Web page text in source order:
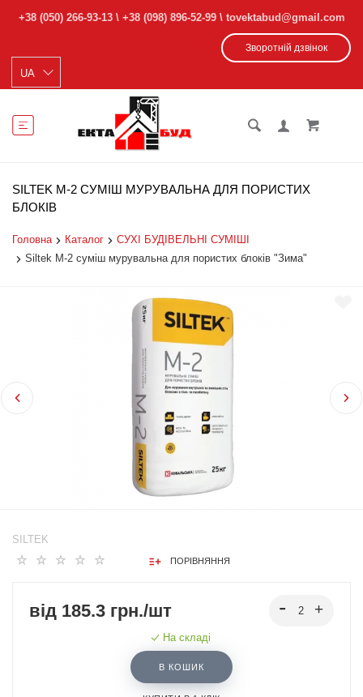
+38 (050) 266-93-13\ +38 (098) 896-52-99 \ tovektabud@gmail.com
Зворотній дзвінок
SILTEK М-2 СУМІШ МУРУВАЛЬНА ДЛЯ ПОРИСТИХ
БЛОКІВ
Головна Каталог
СУХІ БУДІВЕЛЬНІ СУМІШІ
Siltek M-2 суміш мурувальна для пористих блоків "Зима"
SILTEK
ПОРІВНЯННЯ
від 185.3 грн./шт
На складі
В КОШИК